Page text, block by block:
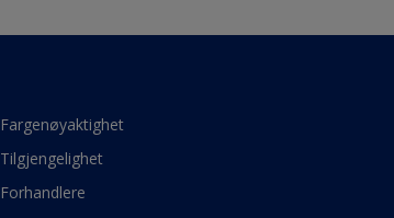
Fargenøyaktighet
Tilgjengelighet
Forhandlere